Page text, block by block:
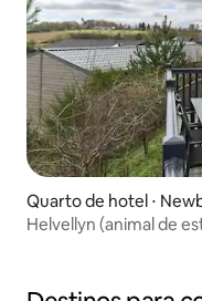
Quarto de hotel ⋅
Helvellyn (animal de